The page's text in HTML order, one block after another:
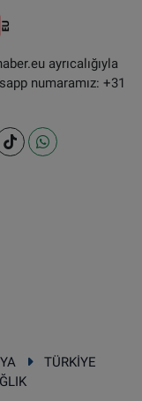
ayrıcalığıyla
numaramız: +31
TÜRKİYE